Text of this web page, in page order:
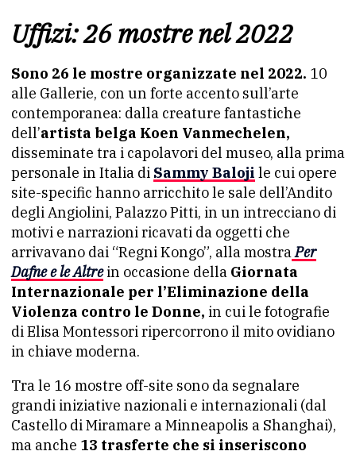
Uffizi: 26 mostre nel 2022
Sono 26 le mostre organizzate nel 2022. 10
alle Gallerie, con un forte accento sull’arte
contemporanea: dalla creature fantastiche
dell’artista belga Koen Vanmechelen,
disseminate tra i capolavori del museo, alla prima
personale in Italia di Sammy Baloji le cui opere
site-specific hanno arricchito le sale dell’Andito
degli Angiolini, Palazzo Pitti, in un intrecciano di
motivi e narrazioni ricavati da oggetti che
arrivavano dai “Regni Kongo”, alla mostraPer
Dafne e le Altrein occasione della Giornata
Internazionale per l’Eliminazione della
Violenza contro le Donne, in cui le fotografie
di Elisa Montessori ripercorrono il mito ovidiano
in chiave moderna.
Tra le 16 mostre off-site sono da segnalare
grandi iniziative nazionali e internazionali (dal
Castello di Miramare a Minneapolis a Shanghai),
ma anche 13 trasferte che si inseriscono